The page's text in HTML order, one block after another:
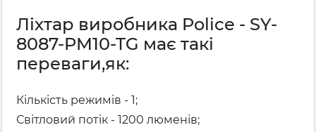
Ліхтар виробника Police - SY-
8087-PM10-TG має такі
переваги,як:
Кількість режимів - 1;
Світловий потік - 1200 люменів;